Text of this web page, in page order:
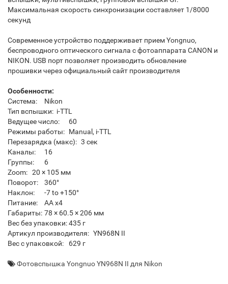
Максимальная скорость синхронизации составляет 1/8000
секунд
Современное устройство поддерживает прием Yongnuo,
беспроводного оптического сигнала с фотоаппарата CANON и
NIKON. USB порт позволяет производить обновление
прошивки через официальный сайт производителя
Особенности:
Система:
Nikon
Тип вспышки: i-TTL
Ведущее число:
60
Режимы работы: Manual, i-TTL
Перезарядка (макс): 3 сек
Каналы:
16
Группы:
6
Zoom: 20 × 105 мм
Поворот:
360°
Наклон:
-7 to +150°
Питание:
AA x4
Габариты: 78 × 60.5 × 206 мм
Вес без упаковки:435 г
Артикул производителя: YN968N II
Вес с упаковкой:
629 г
Фотовспышка Yongnuo YN968N II для Nikon